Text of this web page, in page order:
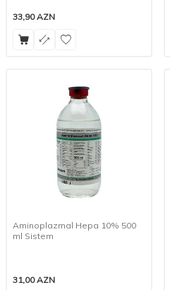
33,90AZN
Aminoplazmal Hepa 10% 500
ml Sistem
31,00AZN